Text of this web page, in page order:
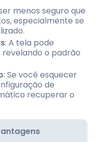
menos seguro que
especialmente se
: A tela pode
o padrão
: Se você esquecer
de
recuperar o